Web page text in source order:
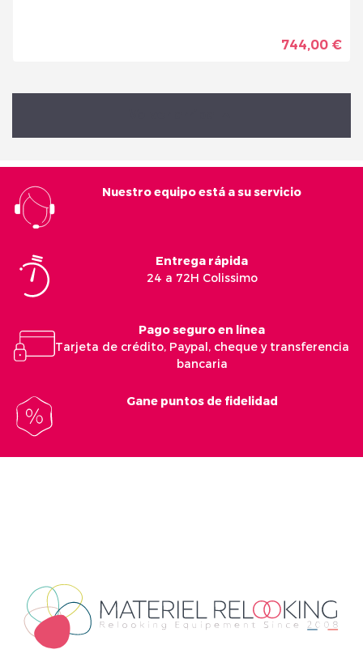
744,00 €
Nuestro equipo está a su servicio
Entrega rápida
24 a 72H Colissimo
Pago seguro en línea
Tarjeta de crédito, Paypal, cheque y transferencia
bancaria
Gane puntos de fidelidad